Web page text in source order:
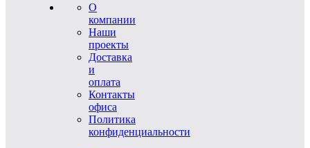
О
компании
Наши
проекты
Доставка
и
оплата
Контакты
офиса
Политика
конфиденциальности